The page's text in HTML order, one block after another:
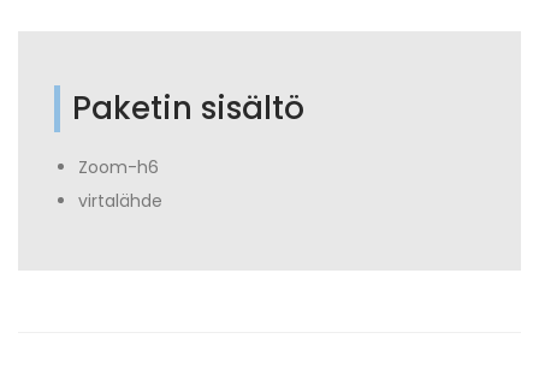
Paketin sisältö
Zoom-h6
virtalähde